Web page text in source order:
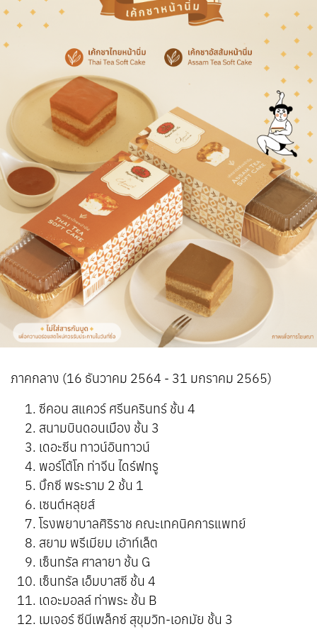
ภาคกลาง (16 ธันวาคม 2564 - 31 มกราคม 2565)
ซีคอน สแควร์ ศรีนครินทร์ ชั้น 4
สนามบินดอนเมือง ชั้น 3
เดอะซีน ทาวน์อินทาวน์
พอร์โต้โก ท่าจีน ไดร์ฟทรู
บิ๊กซี พระราม 2 ชั้น 1
เซนต์หลุยส์
โรงพยาบาลศิริราช คณะเทคนิคการแพทย์
สยาม พรีเมียม เอ้าท์เล็ต
เซ็นทรัล ศาลายา ชั้น G
เซ็นทรัล เอ็มบาสซี ชั้น 4
เดอะมอลล์ ท่าพระ ชั้น B
เมเจอร์ ซีนีเพล็กซ์ สุขุมวิท-เอกมัย ชั้น 3